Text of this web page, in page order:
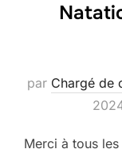
par Chargé de
Merci à tous